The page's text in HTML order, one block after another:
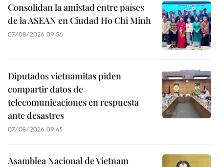
Consolidan la amistad entre países
de la ASEAN en Ciudad Ho Chi Minh
07/08/2026 09:56
Diputados vietnamitas piden
compartir datos de
telecomunicaciones en respuesta
ante desastres
07/08/2026 09:45
Asamblea Nacional de Vietnam